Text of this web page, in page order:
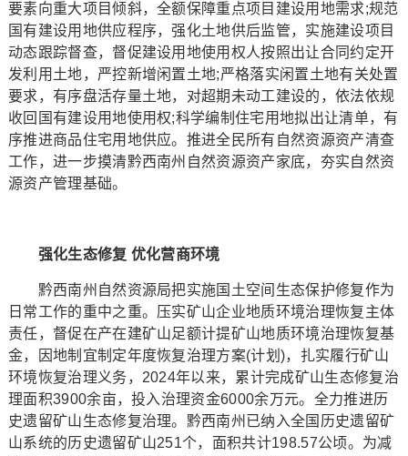
要素向重大项目倾斜，全额保障重点项目建设用地需求;规范
国有建设用地供应程序，强化土地供后监管，实施建设项目
动态跟踪督查，督促建设用地使用权人按照出让合同约定开
发利用土地，严控新增闲置土地;严格落实闲置土地有关处置
要求，有序盘活存量土地，对超期未动工建设的，依法依规
收回国有建设用地使用权;科学编制住宅用地拟出让清单，有
序推进商品住宅用地供应。推进全民所有自然资源资产清查
工作，进一步摸清黔西南州自然资源资产家底，夯实自然资
源资产管理基础。
强化生态修复 优化营商环境
黔西南州自然资源局把实施国土空间生态保护修复作为
日常工作的重中之重。压实矿山企业地质环境治理恢复主体
责任，督促在产在建矿山足额计提矿山地质环境治理恢复基
金，因地制宜制定年度恢复治理方案(计划)，扎实履行矿山
环境恢复治理义务，2024年以来，累计完成矿山生态修复治
理面积3900余亩，投入治理资金6000余万元。全力推进历
史遗留矿山生态修复治理。黔西南州已纳入全国历史遗留矿
山系统的历史遗留矿山251个，面积共计198.57公顷。为减